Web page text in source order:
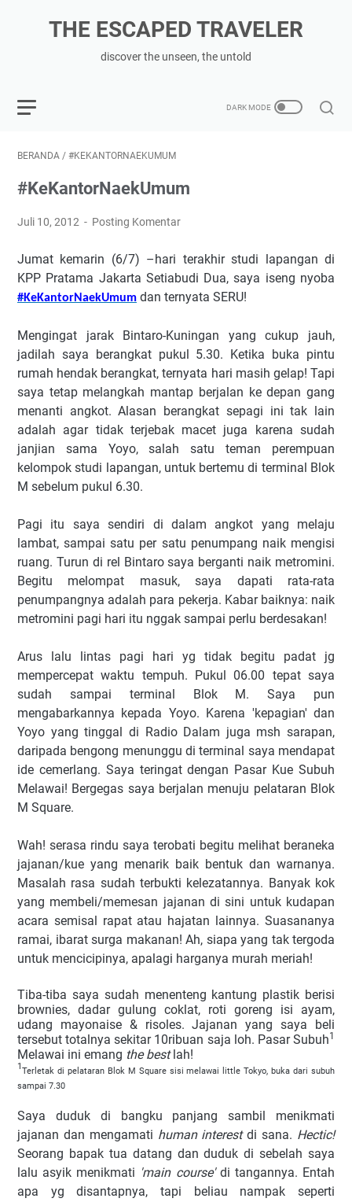
THE ESCAPED TRAVELER
discover the unseen, the untold
BERANDA / #KEKANTORNAEKUMUM
#KeKantorNaekUmum
Juli 10, 2012 Posting Komentar
Jumat kemarin (6/7) –hari terakhir studi lapangan di
KPP Pratama Jakarta Setiabudi Dua, saya iseng nyoba
#KeKantorNaekUmum dan ternyata SERU!
Mengingat jarak Bintaro-Kuningan yang cukup jauh,
jadilah saya berangkat pukul 5.30. Ketika buka pintu
rumah hendak berangkat, ternyata hari masih gelap! Tapi
saya tetap melangkah mantap berjalan ke depan gang
menanti angkot. Alasan berangkat sepagi ini tak lain
adalah agar tidak terjebak macet juga karena sudah
janjian sama Yoyo, salah satu teman perempuan
kelompok studi lapangan, untuk bertemu di terminal Blok
M sebelum pukul 6.30.
Pagi itu saya sendiri di dalam angkot yang melaju
lambat, sampai satu per satu penumpang naik mengisi
ruang. Turun di rel Bintaro saya berganti naik metromini.
Begitu melompat masuk, saya dapati rata-rata
penumpangnya adalah para pekerja. Kabar baiknya: naik
metromini pagi hari itu nggak sampai perlu berdesakan!
Arus lalu lintas pagi hari yg tidak begitu padat jg
mempercepat waktu tempuh. Pukul 06.00 tepat saya
sudah sampai terminal Blok M. Saya pun
mengabarkannya kepada Yoyo. Karena 'kepagian' dan
Yoyo yang tinggal di Radio Dalam juga msh sarapan,
daripada bengong menunggu di terminal saya mendapat
ide cemerlang. Saya teringat dengan Pasar Kue Subuh
Melawai! Bergegas saya berjalan menuju pelataran Blok
M Square.
Wah! serasa rindu saya terobati begitu melihat beraneka
jajanan/kue yang menarik baik bentuk dan warnanya.
Masalah rasa sudah terbukti kelezatannya. Banyak kok
yang membeli/memesan jajanan di sini untuk kudapan
acara semisal rapat atau hajatan lainnya. Suasananya
ramai, ibarat surga makanan! Ah, siapa yang tak tergoda
untuk mencicipinya, apalagi harganya murah meriah!
Tiba-tiba saya sudah menenteng kantung plastik berisi
brownies, dadar gulung coklat, roti goreng isi ayam,
udang mayonaise & risoles. Jajanan yang saya beli
tersebut totalnya sekitar 10ribuan saja loh. Pasar Subuh1
Melawai ini emang the bestlah!
1Terletak di pelataran Blok M Square sisi melawai little Tokyo, buka dari subuh
sampai 7.30
Saya duduk di bangku panjang sambil menikmati
jajanan dan mengamati human interestdi sana. Hectic!
Seorang bapak tua datang dan duduk di sebelah saya
lalu asyik menikmati 'main course'di tangannya. Entah
apa yg disantapnya, tapi beliau nampak seperti